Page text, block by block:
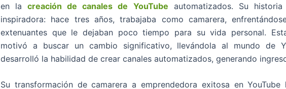
en lacreación de canales de YouTube automatizados. Su
inspiradora: hace tres años, trabajaba como camarera,
extenuantes que le dejaban poco tiempo para su vida personal.
motivó a buscar un cambio significativo, llevándola al mundo de
desarrolló la habilidad de crear canales automatizados, generando
Su transformación de camarera a emprendedora exitosa en YouTube